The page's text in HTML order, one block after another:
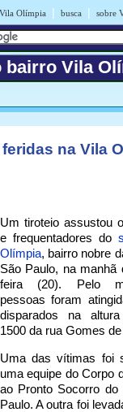
Olímpia | busca | sobre
bairro Vila
na Vila
Um tiroteio assustou
e frequentadores do
Olímpia, bairro nobre
São Paulo, na manhã
feira (20). Pelo
pessoas foram
disparados na
1500 da rua Gomes
Uma das vítimas foi
uma equipe do Corpo
ao Pronto Socorro do
Paulo. A outra foi